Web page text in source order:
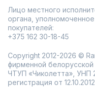
Лицо местного
органа,
покупателей:
+375 162 30-18-45
Copyright 2012-2026 ©
фирменной
ЧТУП «Чиколетта», УНП
регистрация от